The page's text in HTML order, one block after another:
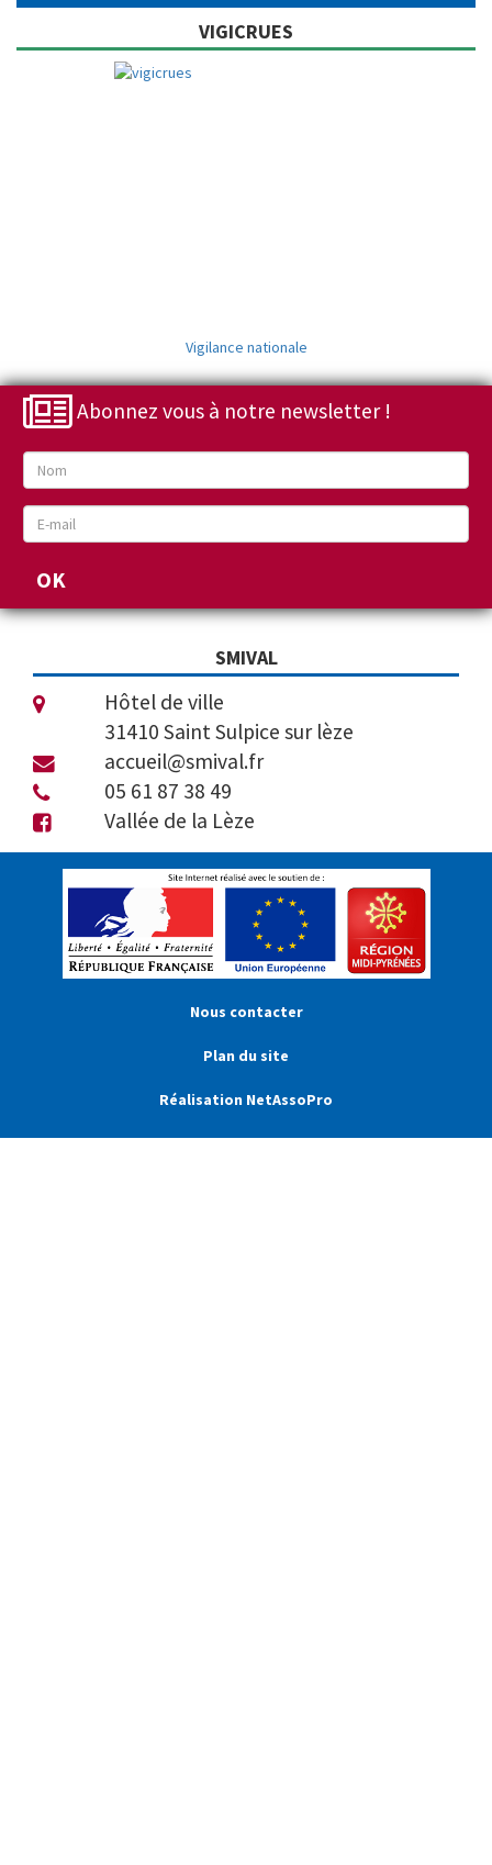
VIGICRUES
Vigilance nationale
Abonnez vous à notre newsletter !
SMIVAL
Hôtel de ville
31410 Saint Sulpice sur lèze
accueil@smival.fr
05 61 87 38 49
Vallée de la Lèze
Nous contacter
Plan du site
Réalisation NetAssoPro